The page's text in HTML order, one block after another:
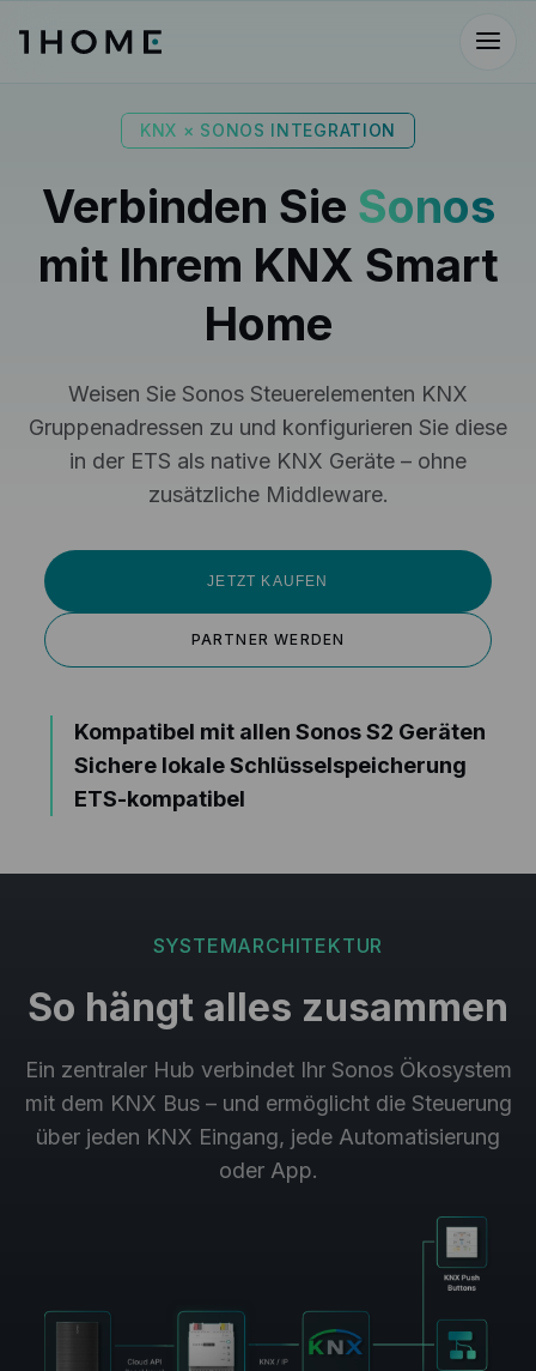
KNX × SONOS INTEGRATION
Verbinden Sie Sonos
mit Ihrem KNX Smart
Home
Weisen Sie Sonos Steuerelementen KNX
Gruppenadressen zu und konfigurieren Sie diese
in der ETS als native KNX Geräte – ohne
zusätzliche Middleware.
JETZT KAUFEN
PARTNER WERDEN
Kompatibel mit allen Sonos S2 Geräten
Sichere lokale Schlüsselspeicherung
ETS-kompatibel
SYSTEMARCHITEKTUR
So hängt alles zusammen
Ein zentraler Hub verbindet Ihr Sonos Ökosystem
mit dem KNX Bus – und ermöglicht die Steuerung
über jeden KNX Eingang, jede Automatisierung
oder App.